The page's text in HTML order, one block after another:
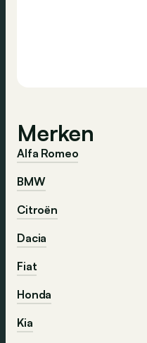
Merken
Alfa Romeo
BMW
Citroën
Dacia
Fiat
Honda
Kia